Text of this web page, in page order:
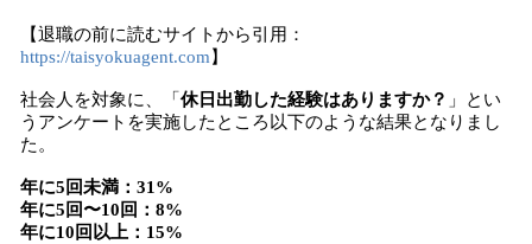
【退職の前に読むサイトから引用：
https://taisyokuagent.com 】
社会人を対象に、「 休日出勤した経験はありますか？ 」とい
うアンケートを実施したところ以下のような結果となりまし
た。
年に5回未満：31%
年に5回〜10回：8%
年に10回以上：15%